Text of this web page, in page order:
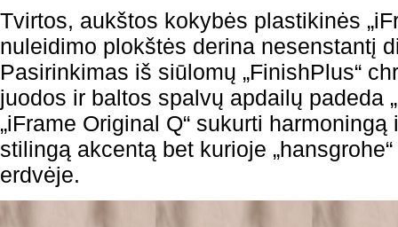
Tvirtos, aukštos kokybės plastikinės
nuleidimo plokštės derina nesenstantį
Pasirinkimas iš siūlomų „FinishPlus“
juodos ir baltos spalvų apdailų padeda
„iFrame Original Q“ sukurti
stilingą akcentą bet kurioje
erdvėje.